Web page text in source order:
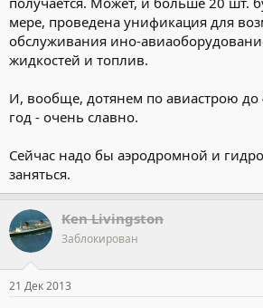
мере, проведена унификация для
обслуживания ино-
жидкостей и топлив.
И, вообще, дотянем по авиастрою
год - очень славно.
Сейчас надо бы аэродромной и
заняться.
Ken Livingston
Заблокирован
21 Дек 2013